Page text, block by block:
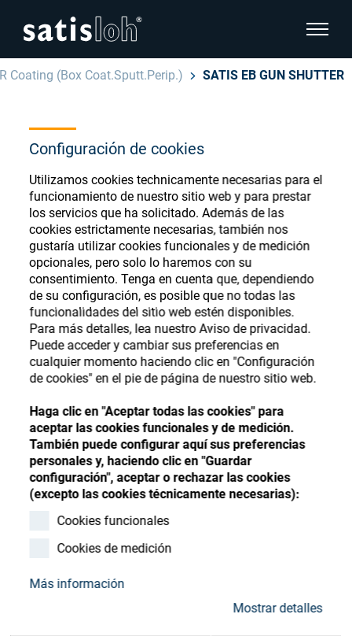
Configuración de cookies
Utilizamos cookies technicamente necesarias para el
funcionamiento de nuestro sitio web y para prestar
los servicios que ha solicitado. Además de las
cookies estrictamente necesarias, también nos
gustaría utilizar cookies funcionales y de medición
opcionales, pero solo lo haremos con su
consentimiento. Tenga en cuenta que, dependiendo
de su configuración, es posible que no todas las
funcionalidades del sitio web estén disponibles.
Para más detalles, lea nuestro Aviso de privacidad.
Puede acceder y cambiar sus preferencias en
cualquier momento haciendo clic en "Configuración
de cookies" en el pie de página de nuestro sitio web.
Haga clic en "Aceptar todas las cookies" para
aceptar las cookies funcionales y de medición.
También puede configurar aquí sus preferencias
personales y, haciendo clic en "Guardar
configuración", aceptar o rechazar las cookies
(excepto las cookies técnicamente necesarias):
Cookies funcionales
Cookies de medición
Más información
Mostrar detalles
show
Oftálmica
Óptica de Precisión
Quiénes Somos
Carrera
Contacto
Store
hide page navigation
English
Deutsch
汉语
Français
Coating (Box Coat.Sputt.Perip.) SATIS EB GUN SHUTTER
Ophthalmic Consumables
Store
Register or Sign-in to access your accounts
and explore our wide range of ophthalmic
consumables
Register Sign-In